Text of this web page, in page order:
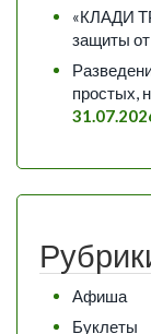
«КЛАДИ
защиты
простых,
Афиша
Буклеты